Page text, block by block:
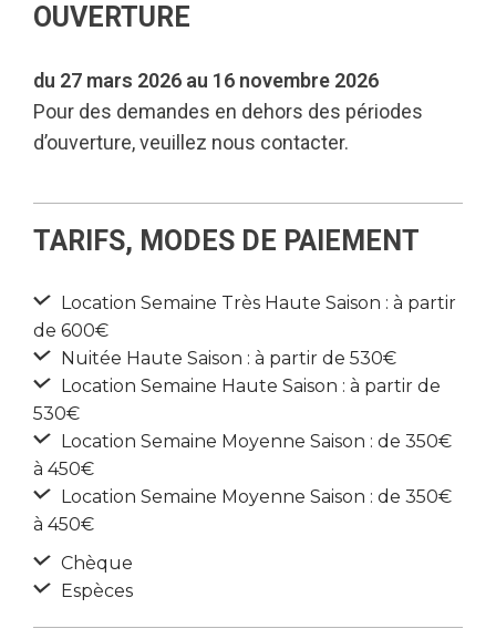
OUVERTURE
du 27 mars 2026 au 16 novembre 2026
Pour des demandes en dehors des périodes
d’ouverture, veuillez nous contacter.
TARIFS, MODES DE PAIEMENT
Location Semaine Très Haute Saison : à partir
de 600€
Nuitée Haute Saison : à partir de 530€
Location Semaine Haute Saison : à partir de
530€
Location Semaine Moyenne Saison : de 350€
à 450€
Location Semaine Moyenne Saison : de 350€
à 450€
Chèque
Espèces